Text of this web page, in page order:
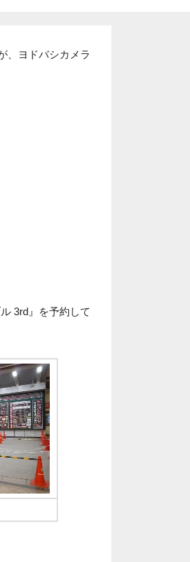
、ヨドバシカメラ
3rd』を予約して